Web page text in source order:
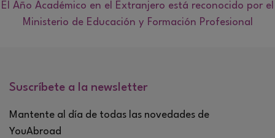
El Año Académico en el Extranjero está reconocido por el
Ministerio de Educación y Formación Profesional
Suscríbete a la newsletter
Mantente al día de todas las novedades de
YouAbroad